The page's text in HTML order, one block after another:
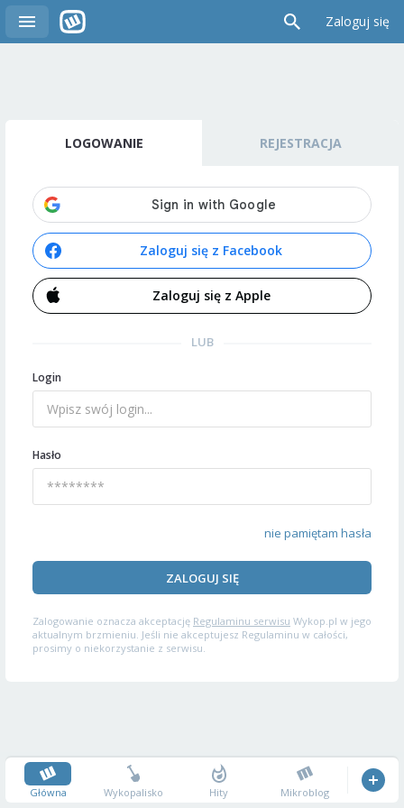
Zaloguj się
LOGOWANIE REJESTRACJA
Zaloguj się z Facebook
Zaloguj się z Apple
LUB
Login
Hasło
nie pamiętam hasła
ZALOGUJ SIĘ
Zalogowanie oznacza akceptację Regulaminu serwisu Wykop.pl w jego
aktualnym brzmieniu. Jeśli nie akceptujesz Regulaminu w całości,
prosimy o niekorzystanie z serwisu.
Główna Wykopalisko Hity Mikroblog